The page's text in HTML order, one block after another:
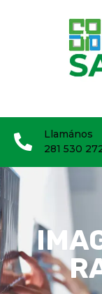
Llamános
281 530